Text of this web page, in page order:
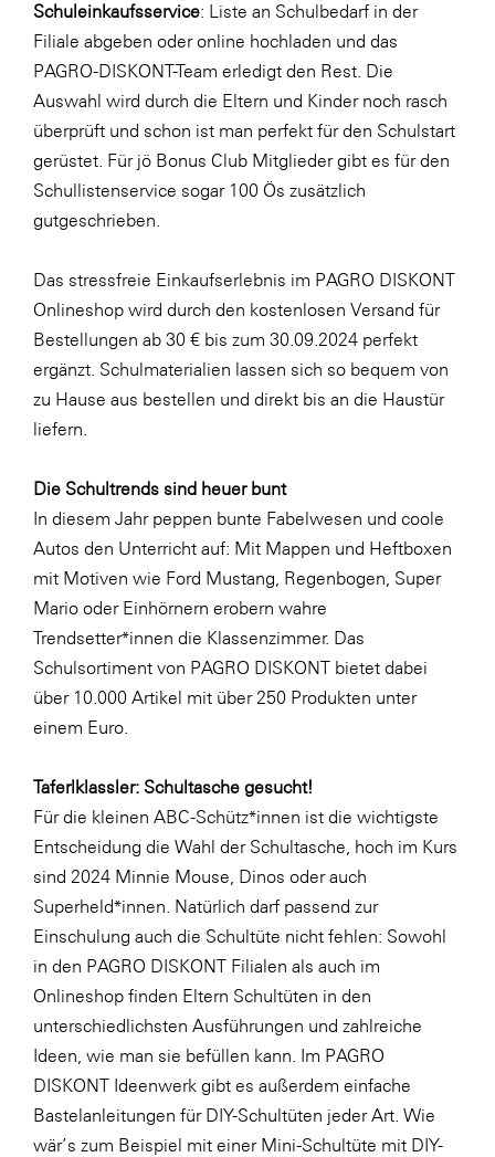
ikp
Johnson & Johnson
JELD-WEN DANA
kosaplaner
LAT Nitrogen
Libro
Die Menü-Manufaktur
MTH Retail Group
OMV
PHH Rechtsanwält:innen
Primark
Salesforce
sebamed
SeneCura
SERVICE&MORE
SKINUANCE®
Somfy
Sony DADC
SPIEGLTEC
STIHL Tirol
Trend Micro
TAG GmbH
VALETTA
Verband Druck Medien Österreich
Wirtschaftskammer Salzburg
WKS Fachgruppe Fahrzeughandel und
Schuleinkaufsservice: Liste an Schulbedarf in der
Filiale abgeben oderonline hochladen und das
PAGRO-DISKONT-Team erledigt den Rest. Die
Auswahl wird durch die Eltern und Kinder noch rasch
überprüft und schon ist man perfekt für den Schulstart
gerüstet. Für jö Bonus Club Mitglieder gibt es für den
Schullistenservice sogar 100 Ös zusätzlich
gutgeschrieben.
Das stressfreie Einkaufserlebnis im PAGRO DISKONT
Onlineshop wird durch den kostenlosen Versand für
Bestellungen ab 30 € bis zum 30.09.2024 perfekt
ergänzt. Schulmaterialien lassen sich so bequem von
zu Hause aus bestellen und direkt bis an die Haustür
liefern.
Die Schultrends sind heuer bunt
In diesem Jahr peppen bunte Fabelwesen und coole
Autos den Unterricht auf: Mit Mappen und Heftboxen
mit Motiven wie Ford Mustang Regenbogen Super
Mario oder Einhörnern erobern wahre
Trendsetter*innen die Klassenzimmer. Das
Schulsortiment von PAGRO DISKONT bietet dabei
über 10.000 Artikel mit über 250 Produkten unter
einem Euro.
Taferlklassler: Schultasche gesucht!
Für die kleinen ABC-Schütz*innen ist die wichtigste
Entscheidung die Wahl der Schultasche, hoch im Kurs
sind 2024 Minnie Mouse Dinos oder auch
Superheld*innen . Natürlich darf passend zur
Einschulung auch die Schultüte nicht fehlen: Sowohl
in den PAGRO DISKONT Filialen als auch im
Onlineshop finden Eltern Schultüten in den
unterschiedlichsten Ausführungen und zahlreiche
Ideen, wie man sie befüllen kann. Im PAGRO
DISKONT Ideenwerk gibt es außerdem einfache
Bastelanleitungen für DIY-Schultüten jeder Art. Wie
wär’s zum Beispiel mit einer Mini-Schultüte mit DIY-